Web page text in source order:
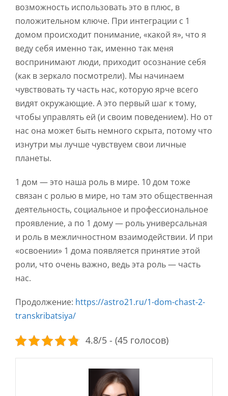
возможность использовать это в плюс, в
положительном ключе. При интеграции с 1
домом происходит понимание, «какой я», что я
веду себя именно так, именно так меня
воспринимают люди, приходит осознание себя
(как в зеркало посмотрели). Мы начинаем
чувствовать ту часть нас, которую ярче всего
видят окружающие. А это первый шаг к тому,
чтобы управлять ей (и своим поведением). Но от
нас она может быть немного скрыта, потому что
изнутри мы лучше чувствуем свои личные
планеты.
1 дом — это наша роль в мире. 10 дом тоже
связан с ролью в мире, но там это общественная
деятельность, социальное и профессиональное
проявление, а по 1 дому — роль универсальная
и роль в межличностном взаимодействии. И при
«освоении» 1 дома появляется принятие этой
роли, что очень важно, ведь эта роль — часть
нас.
Продолжение: https://astro21.ru/1-dom-chast-2-
transkribatsiya/
4.8/5 - (45 голосов)